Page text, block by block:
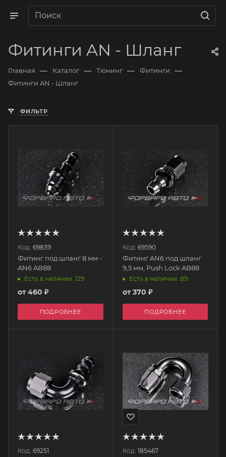
Фитинги AN - Шланг
Главная — Каталог — Тюнинг — Фитинги —
Фитинги AN - Шланг
ФИЛЬТР
Код: 69839
Фитинг под шланг 8 мм -
AN6 AB88
Есть в наличии: 129
от460 ₽
ПОДРОБНЕЕ
Код: 69590
Фитинг AN6 под шланг
9,5 мм, Push Lock AB88
Есть в наличии: 89
от370 ₽
ПОДРОБНЕЕ
Код: 69251 Код: 185467